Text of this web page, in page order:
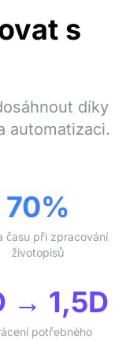
s
díky
automatizaci.
70%
času při zpracování
životopisů
→ 1,5D
potřebného